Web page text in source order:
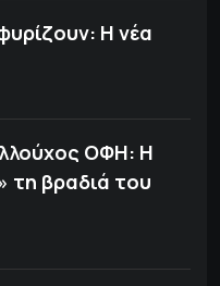
Η νέα
ΟΦΗ: Η
τη βραδιά του